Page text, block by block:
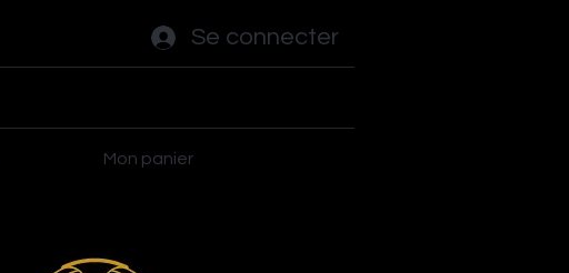
Se connecter
Mon panier